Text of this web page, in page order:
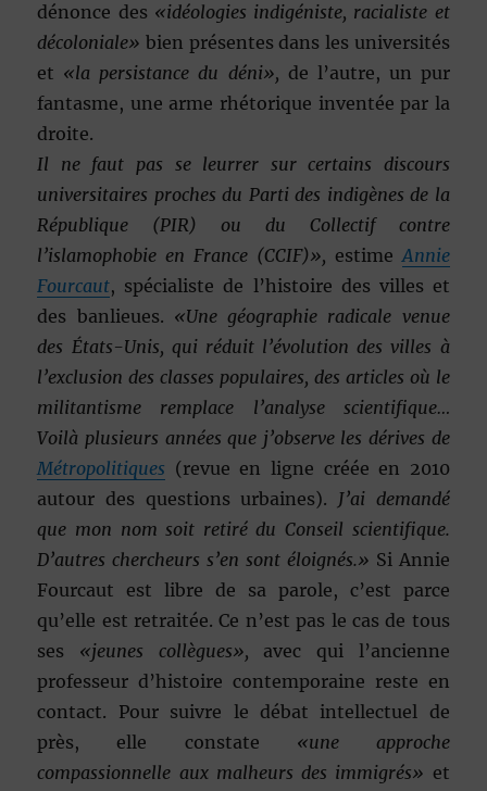
dénonce des «idéologies indigéniste, racialiste et
décoloniale» bien présentes dans les universités
et «la persistance du déni», de l’autre, un pur
fantasme, une arme rhétorique inventée par la
droite.
Il ne faut pas se leurrer sur certains discours
universitaires proches du Parti des indigènes de la
République (PIR) ou du Collectif contre
l’islamophobie en France (CCIF)», estimeAnnie
Fourcaut, spécialiste de l’histoire des villes et
des banlieues. «Une géographie radicale venue
des États-Unis, qui réduit l’évolution des villes à
l’exclusion des classes populaires, des articles où le
militantisme remplace l’analyse scientifique…
Voilà plusieurs années que j’observe les dérives de
Métropolitiques (revue en ligne créée en 2010
autour des questions urbaines). J’ai demandé
que mon nom soit retiré du Conseil scientifique.
D’autres chercheurs s’en sont éloignés.» Si Annie
Fourcaut est libre de sa parole, c’est parce
qu’elle est retraitée. Ce n’est pas le cas de tous
ses «jeunes collègues», avec qui l’ancienne
professeur d’histoire contemporaine reste en
contact. Pour suivre le débat intellectuel de
près, elle constate «une approche
compassionnelle aux malheurs des immigrés» et